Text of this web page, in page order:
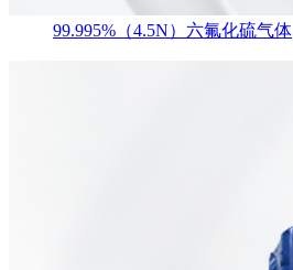
99.995%（4.5N）六氟化硫气体